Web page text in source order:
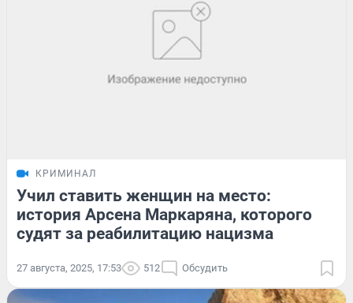
КРИМИНАЛ
Учил ставить женщин на место:
история Арсена Маркаряна, которого
судят за реабилитацию нацизма
27 августа, 2025, 17:53 512 Обсудить